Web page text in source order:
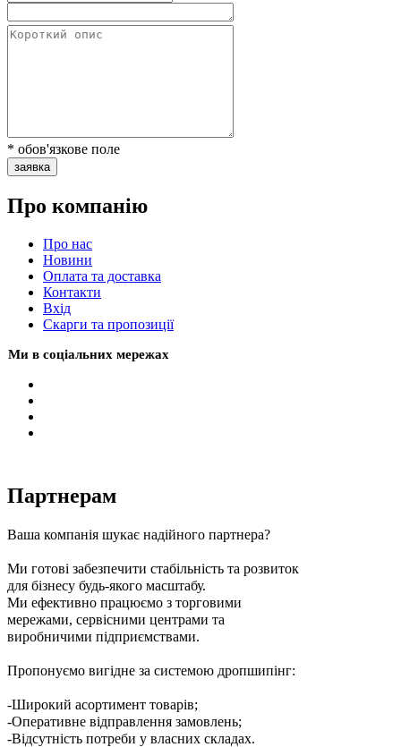
* обов'язкове поле
заявка
Про компанію
Про нас
Новини
Оплата та доставка
Контакти
Вхiд
Скарги та пропозиції
Ми в соціальних мережах
Партнерам
Ваша компанія шукає надійного партнера?
Ми готові забезпечити стабільність та розвиток
для бізнесу будь-якого масштабу.
Ми ефективно працюємо з торговими
мережами, сервісними центрами та
виробничими підприємствами.
Пропонуємо вигідне за системою дропшипінг:
-Широкий асортимент товарів;
-Оперативне відправлення замовлень;
-Відсутність потреби у власних складах.